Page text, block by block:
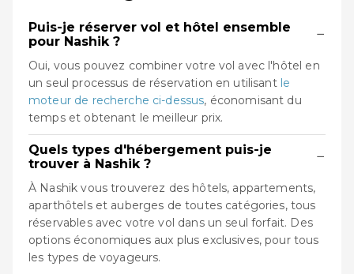
Puis-je réserver vol et hôtel ensemble
pour Nashik ?
−
Oui, vous pouvez combiner votre vol avec l'hôtel en
un seul processus de réservation en utilisant le
moteur de recherche ci-dessus, économisant du
temps et obtenant le meilleur prix.
Quels types d'hébergement puis-je
trouver à Nashik ?
−
À Nashik vous trouverez des hôtels, appartements,
aparthôtels et auberges de toutes catégories, tous
réservables avec votre vol dans un seul forfait. Des
options économiques aux plus exclusives, pour tous
les types de voyageurs.